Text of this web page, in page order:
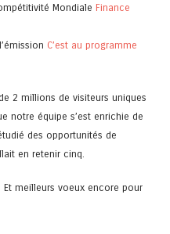
Mondiale Finance
C’est au programme
2 millions de visiteurs uniques
notre équipe s’est enrichie de
des opportunités de
en retenir cinq.
meilleurs voeux encore pour